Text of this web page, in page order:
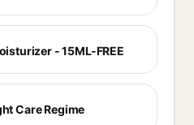
- 15ML-FREE
Care Regime